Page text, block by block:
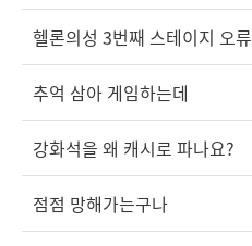
헬론의성 3번째 스테이지 오류
추억 삼아 게임하는데
강화석을 왜 캐시로 파나요?
점점 망해가는구나